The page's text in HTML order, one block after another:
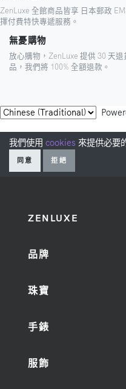
ZenLuxe 全館商品皆享 日本郵政
擇付費特快專遞服務。
無憂購物
放心購物，ZenLuxe 提供 30 天
品，我們將 100% 全額退款。
我們使用 cookies 來提供必要
同意 拒絕
ZENLUXE
品牌
珠寶
手錶
服飾